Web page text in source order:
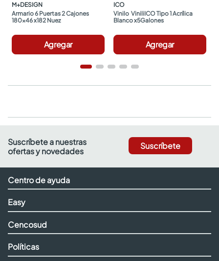
M+DESIGN
Armario 6 Puertas 2 Cajones
180x46 x182 Nuez
Agregar
ICO
Vinilo  ViniliICO Tipo 1 Acrílica
Blanco x5Galones
Agregar
Suscríbete a nuestras
ofertas y novedades
Suscríbete
Centro de ayuda
Easy
Cencosud
Políticas